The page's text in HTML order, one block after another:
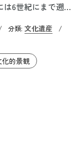
6世紀にまで遡る
易の交差点であ
した。13～14世
した。また最古
ル仏教の発展の
分類: 文化遺産
/
化的景観